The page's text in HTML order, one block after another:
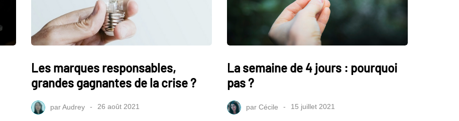
Les marques responsables,
grandes gagnantes de la crise ?
parAudrey 26 août 2021
La semaine de 4 jours : pourquoi
pas ?
par Cécile 15 juillet 2021